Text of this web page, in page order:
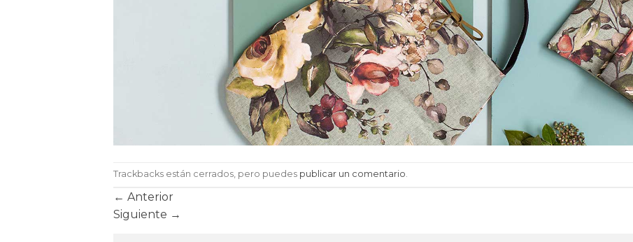
Trackbacks están cerrados, pero puedes publicar un comentario.
← Anterior
Siguiente →